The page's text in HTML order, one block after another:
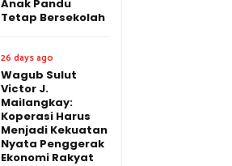
Anak Pandu
Tetap Bersekolah
26 days ago
Wagub Sulut
Victor J.
Mailangkay:
Koperasi Harus
Menjadi Kekuatan
Nyata Penggerak
Ekonomi Rakyat